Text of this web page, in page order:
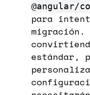
@angular/
para
migración.
estándar,